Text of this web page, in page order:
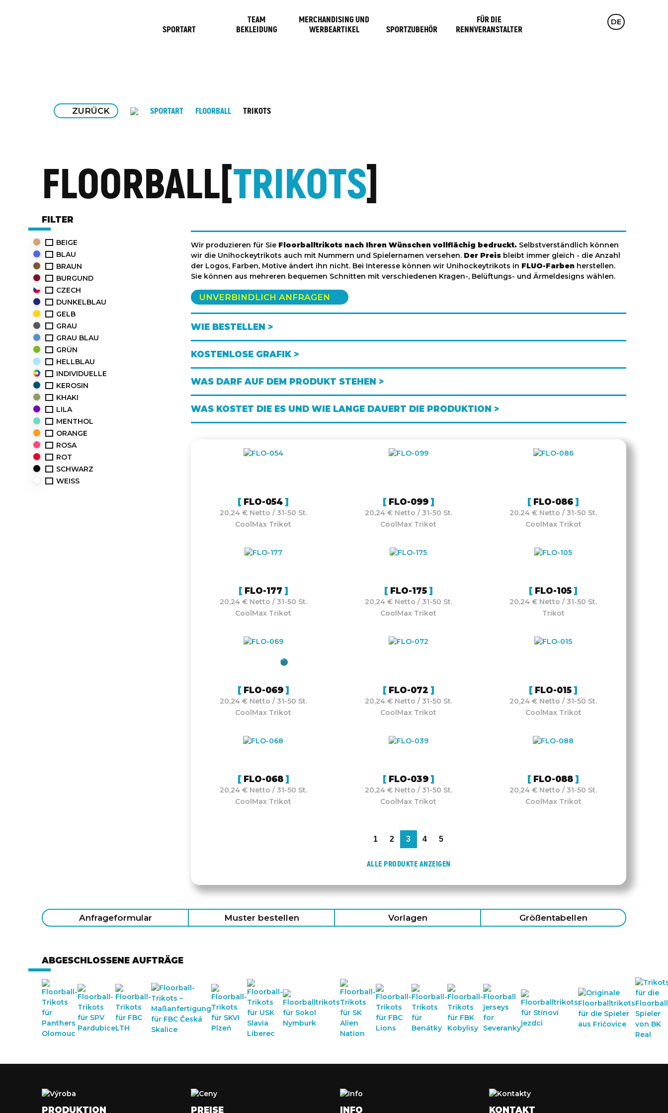
SPORTART
TEAM
BEKLEIDUNG
MERCHANDISING UND
WERBEARTIKEL
SPORTZUBEHÖR
FÜR DIE
RENNVERANSTALTER
CZ
DE
ZURÜCK SPORTART FLOORBALL TRIKOTS
FLOORBALL TRIKOTS
FILTER
BEIGE
BLAU
BRAUN
BURGUND
CZECH
DUNKELBLAU
GELB
GRAU
GRAU BLAU
GRÜN
HELLBLAU
INDIVIDUELLE
KEROSIN
KHAKI
LILA
MENTHOL
ORANGE
ROSA
ROT
SCHWARZ
WEISS
Wir produzieren für Sie Floorballtrikots nach Ihren Wünschen vollflächig bedruckt. Selbstverständlich können
wir die Unihockeytrikots auch mit Nummern und Spielernamen versehen. Der Preis bleibt immer gleich - die Anzahl
der Logos, Farben, Motive ändert ihn nicht. Bei Interesse können wir Unihockeytrikots in FLUO-Farben herstellen.
Sie können aus mehreren bequemen Schnitten mit verschiedenen Kragen-, Belüftungs- und Ärmeldesigns wählen.
UNVERBINDLICH ANFRAGEN
WIE BESTELLEN >
KOSTENLOSE GRAFIK >
WAS DARF AUF DEM PRODUKT STEHEN >
WAS KOSTET DIE ES UND WIE LANGE DAUERT DIE PRODUKTION >
FLO-054
20,24 € Netto / 31-50 St.
CoolMax Trikot
FLO-099
20,24 € Netto / 31-50 St.
CoolMax Trikot
FLO-086
20,24 € Netto / 31-50 St.
CoolMax Trikot
FLO-177
20,24 € Netto / 31-50 St.
CoolMax Trikot
FLO-175
20,24 € Netto / 31-50 St.
CoolMax Trikot
FLO-105
20,24 € Netto / 31-50 St.
Trikot
FLO-069
20,24 € Netto / 31-50 St.
CoolMax Trikot
FLO-072
20,24 € Netto / 31-50 St.
CoolMax Trikot
FLO-015
20,24 € Netto / 31-50 St.
CoolMax Trikot
FLO-068
20,24 € Netto / 31-50 St.
CoolMax Trikot
FLO-039
20,24 € Netto / 31-50 St.
CoolMax Trikot
FLO-088
20,24 € Netto / 31-50 St.
CoolMax Trikot
1 2 3 4 5
ALLE PRODUKTE ANZEIGEN
Anfrageformular Muster bestellen Vorlagen Größentabellen
ABGESCHLOSSENE AUFTRÄGE
PRODUKTION PREISE INFO KONTAKT